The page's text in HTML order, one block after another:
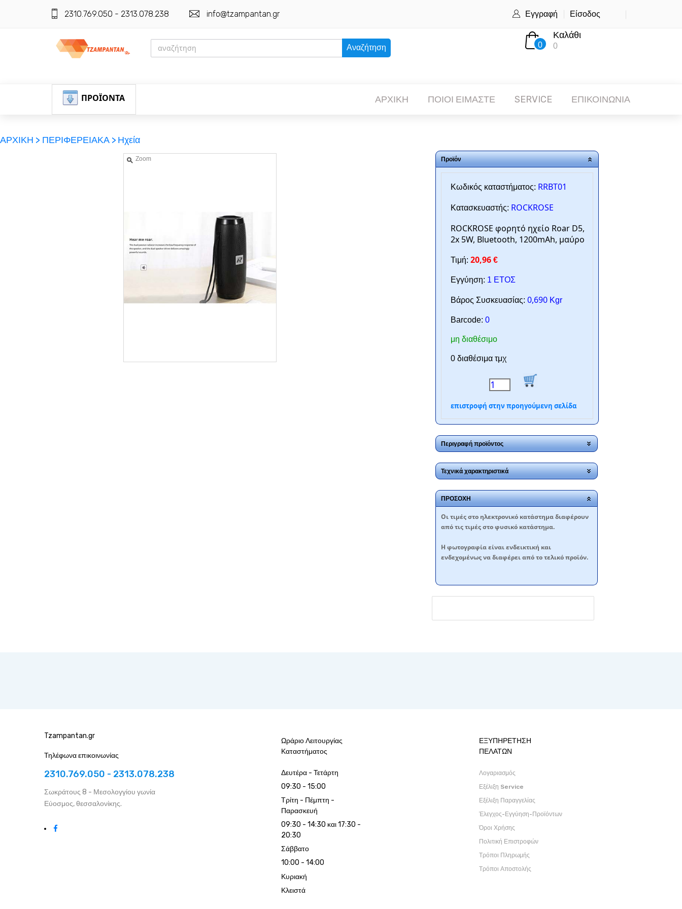
2310.769.050 - 2313.078.238 info@tzampantan.gr Εγγραφή Είσοδος
Αναζήτηση 0
Καλάθι
0
ΠΡΟΪΟΝΤΑ ΑΡΧΙΚΗ ΠΟΙΟΙ ΕΙΜΑΣΤΕ SERVICE ΕΠΙΚΟΙΝΩΝΙΑ
ΑΡΧΙΚΗ > ΠΕΡΙΦΕΡΕΙΑΚΑ > Ηχεία
Zoom Προϊόν
Κωδικός καταστήματος: RRBT01
Κατασκευαστής: ROCKROSE
ROCKROSE φορητό ηχείο Roar D5,
2x 5W, Bluetooth, 1200mAh, μαύρο
Τιμή: 20,96 €
Εγγύηση: 1 ΕΤΟΣ
Βάρος Συσκευασίας: 0,690 Kgr
Barcode: 0
μη διαθέσιμο
0 διαθέσιμα τμχ
επιστροφή στην προηγούμενη σελίδα
Περιγραφή προϊόντος
Τεχνικά χαρακτηριστικά
ΠΡΟΣΟΧΗ
Oι τιμές στο ηλεκτρονικό κατάστημα διαφέρουν
από τις τιμές στο φυσικό κατάστημα.
Η φωτογραφία είναι ενδεικτική και
ενδεχομένως να διαφέρει από το τελικό προϊόν.
Tzampantan.gr
Τηλέφωνα επικοινωνίας
2310.769.050 - 2313.078.238
Σωκράτους 8 - Μεσολογγίου γωνία
Εύοσμος, θεσσαλονίκης.
Ωράριο Λειτουργίας
Καταστήματος
Δευτέρα - Τετάρτη
09:30 - 15:00
Τρίτη - Πέμπτη -
Παρασκευή
09:30 - 14:30 και 17:30 -
20:30
Σάββατο
10:00 - 14:00
Κυριακή
Κλειστά
ΕΞΥΠΗΡΕΤΗΣΗ
ΠΕΛΑΤΩΝ
Λογαριασμός
Εξέλιξη Service
Εξέλιξη Παραγγελίας
Έλεγχος-Εγγύηση-Προϊόντων
Όροι Χρήσης
Πολιτική Επιστροφών
Τρόποι Πληρωμής
Τρόποι Αποστολής